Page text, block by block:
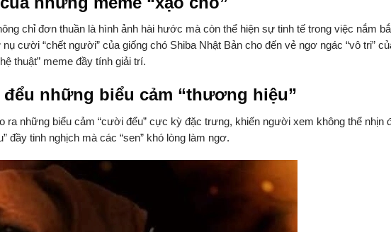
chỉ đơn thuần là hình ảnh hài hước mà còn thể hiện sự tinh tế trong việc nắm
cười “chết người” của giống chó Shiba Nhật Bản cho đến vẻ ngơ ngác “vô tri”
thuật” meme đầy tính giải trí.
những biểu cảm “thương hiệu”
ra những biểu cảm “cười đểu” cực kỳ đặc trưng, khiến người xem không thể
đầy tinh nghịch mà các “sen” khó lòng làm ngơ.